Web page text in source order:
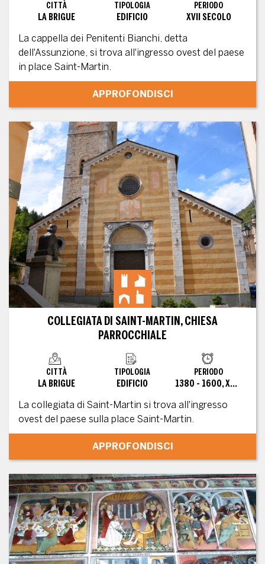
CITTÀ
LA BRIGUE
TIPOLOGIA
EDIFICIO
PERIODO
XVII SECOLO
La cappella dei Penitenti Bianchi, detta
dell'Assunzione, si trova all'ingresso ovest del paese
in place Saint-Martin.
APPROFONDISCI
COLLEGIATA DI SAINT-MARTIN, CHIESA
PARROCCHIALE
CITTÀ
LA BRIGUE
TIPOLOGIA
EDIFICIO
PERIODO
1380 - 1600, XVII SECOLO, XVIII SECOLO
La collegiata di Saint-Martin si trova all'ingresso
ovest del paese sulla place Saint-Martin.
APPROFONDISCI